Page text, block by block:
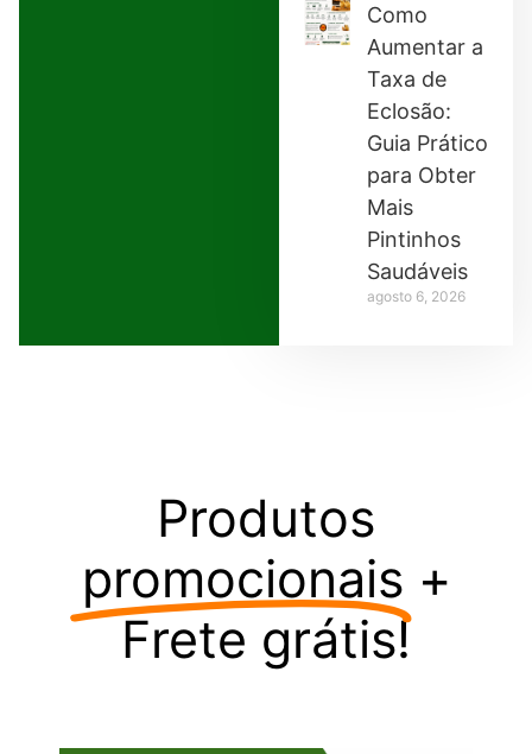
Como
Aumentar a
Taxa de
Eclosão:
Guia Prático
para Obter
Mais
Pintinhos
Saudáveis
agosto 6, 2026
Produtos
promocionais +
Frete grátis!